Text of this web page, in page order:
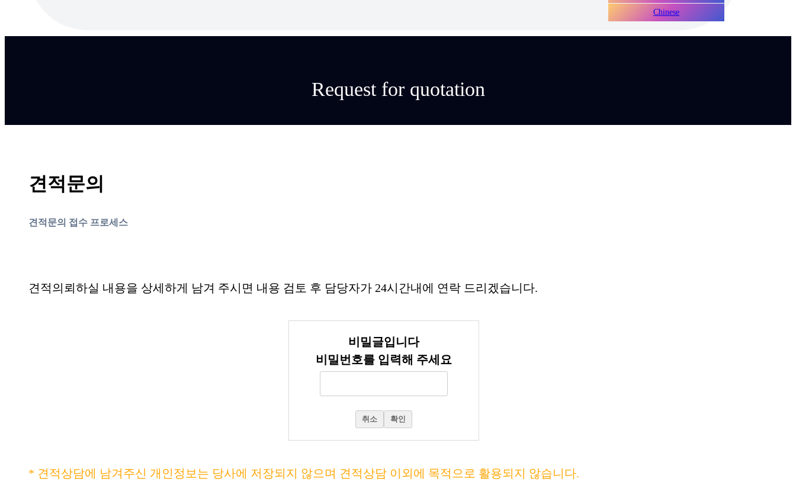
Chinese
Request for quotation
견적문의
견적문의 접수 프로세스
견적의뢰하실 내용을 상세하게 남겨 주시면 내용 검토 후 담당자가 24시간내에 연락 드리겠습니다.
비밀글입니다
비밀번호를 입력해 주세요
취소 확인
* 견적상담에 남겨주신 개인정보는 당사에 저장되지 않으며 견적상담 이외에 목적으로 활용되지 않습니다.